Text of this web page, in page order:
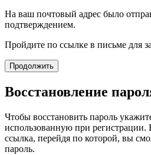
На ваш почтовый адрес было
подтверждением.
Пройдите по ссылке в письме для
Продолжить
Восстановление
Чтобы восстановить пароль
использованную при регистрации.
ссылка, перейдя по которой, вы
пароль.